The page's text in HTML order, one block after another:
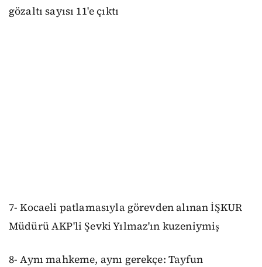
gözaltı sayısı 11'e çıktı
7- Kocaeli patlamasıyla görevden alınan İŞKUR
Müdürü AKP'li Şevki Yılmaz'ın kuzeniymiş
8- Aynı mahkeme, aynı gerekçe: Tayfun